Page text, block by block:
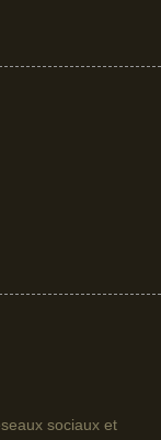
sociaux et